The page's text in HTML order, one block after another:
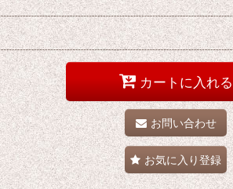
カートに入れる
お問い合わせ
お気に入り登録